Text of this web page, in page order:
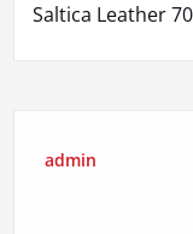
Saltica Leather
admin